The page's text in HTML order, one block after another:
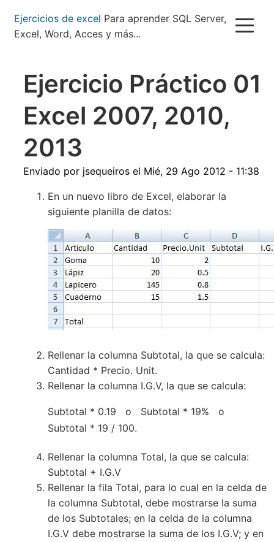
Pasar
contenido
Ejercicios de excel Para aprender SQL Server,
Excel, Word, Acces y más...
Ejercicio Práctico 01
Excel 2007, 2010,
2013
Enviado por jsequeiros el Mié, 29 Ago 2012 - 11:38
En un nuevo libro de Excel, elaborar la
siguiente planilla de datos:
Rellenar la columna Subtotal, la que se calcula:
Cantidad * Precio. Unit.
Rellenar la columna I.G.V, la que se calcula:
Subtotal * 0.19 o Subtotal * 19% o
Subtotal * 19 / 100.
Rellenar la columna Total, la que se calcula:
Subtotal + I.G.V
Rellenar la fila Total, para lo cual en la celda de
la columna Subtotal, debe mostrarse la suma
de los Subtotales; en la celda de la columna
I.G.V debe mostrarse la suma de los I.G.V; y en